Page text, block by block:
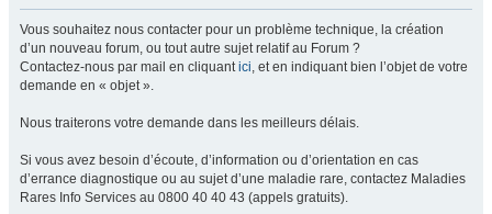
Vous souhaitez nous contacter pour un problème technique, la création
d’un nouveau forum, ou tout autre sujet relatif au Forum ?
Contactez-nous par mail en cliquantici, et en indiquant bien l’objet de votre
demande en « objet ».
Nous traiterons votre demande dans les meilleurs délais.
Si vous avez besoin d’écoute, d’information ou d’orientation en cas
d’errance diagnostique ou au sujet d’une maladie rare, contactez Maladies
Rares Info Services au 0800 40 40 43 (appels gratuits).